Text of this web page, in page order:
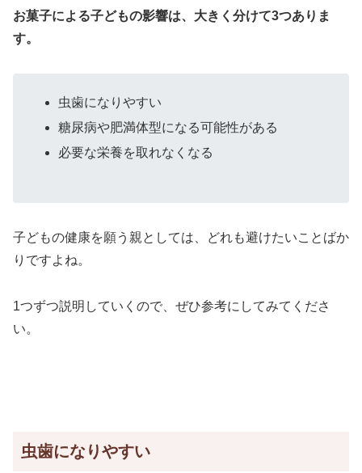
お菓子による子どもの影響は、大きく分けて3つありま
す。
虫歯になりやすい
糖尿病や肥満体型になる可能性がある
必要な栄養を取れなくなる
子どもの健康を願う親としては、どれも避けたいことばか
りですよね。
1つずつ説明していくので、ぜひ参考にしてみてくださ
い。
虫歯になりやすい